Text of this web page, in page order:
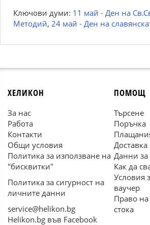
Ключови думи: 11 май - Ден на
Методий, 24 май - Ден на
ХЕЛИКОН
За нас
Работа
Контакти
Общи условия
Политика за използване на
"бисквитки"
Политика за сигурност на
личните данни
service@helikon.bg
Helikon.bg във Facebook
ПОМОЩ
Търсене
Поръчка
Доставка
Данни за
Как да
Условия
ваучер
Право на
стока